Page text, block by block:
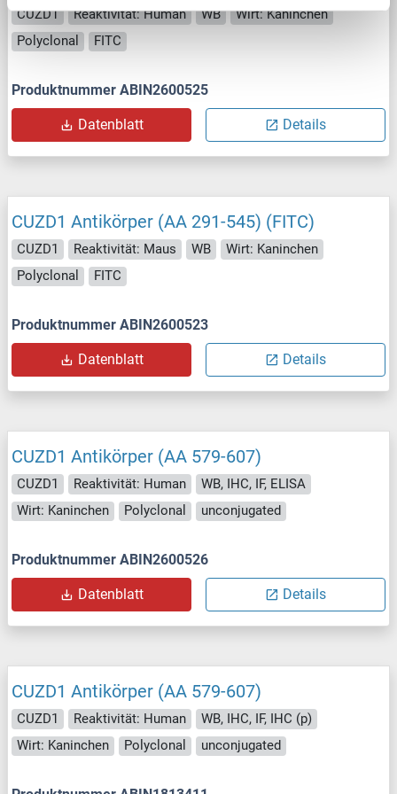
CUZD1 Reaktivität: Human WB
Wirt: Kaninchen
Polyclonal
FITC
Produktnummer ABIN2600525
Datenblatt Details
CUZD1 Antikörper (AA 291-545) (FITC)
CUZD1 Reaktivität: Maus WB
Wirt: Kaninchen
Polyclonal
FITC
Produktnummer ABIN2600523
Datenblatt Details
CUZD1 Antikörper (AA 579-607)
CUZD1 Reaktivität: Human
WB, IHC, IF, ELISA
Wirt: Kaninchen
Polyclonal unconjugated
Produktnummer ABIN2600526
Datenblatt Details
CUZD1 Antikörper (AA 579-607)
CUZD1 Reaktivität: Human
WB, IHC, IF, IHC (p)
Wirt: Kaninchen
Polyclonal unconjugated